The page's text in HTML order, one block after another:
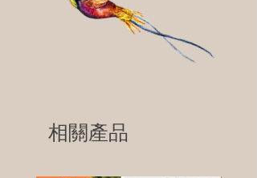
相關產品